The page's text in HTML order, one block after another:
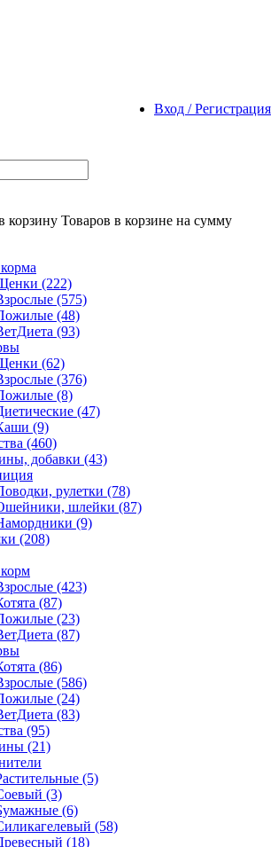
Вход / Регистрация
корзину Товаров в корзине на сумму
(222)
(575)
(48)
(93)
(62)
(376)
(8)
(47)
(9)
(460)
добавки (43)
рулетки (78)
шлейки (87)
(9)
(208)
(423)
(87)
(23)
(87)
(86)
(586)
(24)
(83)
(95)
(21)
(5)
(3)
(6)
(58)
(18)